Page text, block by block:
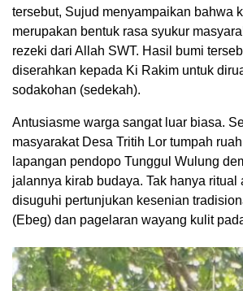
tersebut, Sujud menyampaikan bahwa
merupakan bentuk rasa syukur
rezeki dari Allah SWT. Hasil bumi
diserahkan kepada Ki Rakim untuk
sodakohan (sedekah).
​Antusiasme warga sangat luar biasa.
masyarakat Desa Tritih Lor tumpah
lapangan pendopo Tunggul Wulung
jalannya kirab budaya. Tak hanya ritual
disuguhi pertunjukan kesenian
(Ebeg) dan pagelaran wayang kulit